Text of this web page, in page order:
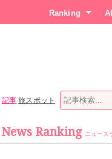
Ranking
記事 旅スポット
News Ranking ニュース